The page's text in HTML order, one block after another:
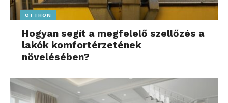
OTTHON
Hogyan segít a megfelelő szellőzés a
lakók komfortérzetének
növelésében?